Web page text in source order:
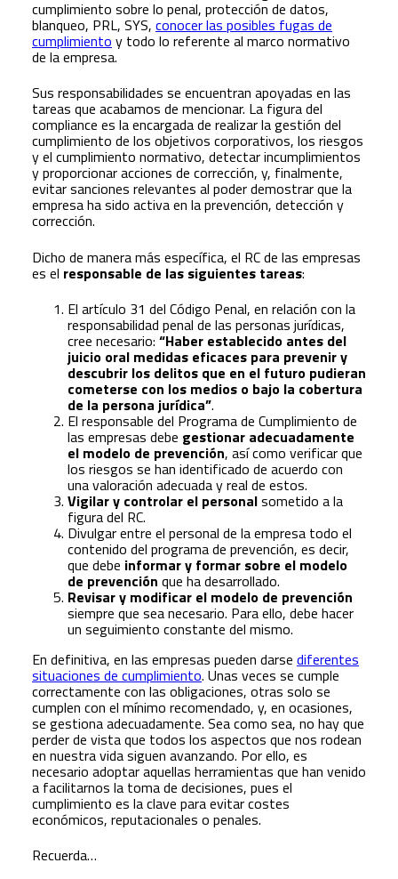
cumplimiento sobre lo penal, protección de datos,
blanqueo, PRL, SYS, conocer las posibles fugas de
cumplimiento y todo lo referente al marco normativo
de la empresa.
Sus responsabilidades se encuentran apoyadas en las
tareas que acabamos de mencionar. La figura del
compliance es la encargada de realizar la gestión del
cumplimiento de los objetivos corporativos, los riesgos
y el cumplimiento normativo, detectar incumplimientos
y proporcionar acciones de corrección, y, finalmente,
evitar sanciones relevantes al poder demostrar que la
empresa ha sido activa en la prevención, detección y
corrección.
Dicho de manera más específica, el RC de las empresas
es el responsable de las siguientes tareas:
El artículo 31 del Código Penal, en relación con la
responsabilidad penal de las personas jurídicas,
cree necesario: “Haber establecido antes del
juicio oral medidas eficaces para prevenir y
descubrir los delitos que en el futuro pudieran
cometerse con los medios o bajo la cobertura
de la persona jurídica”.
El responsable del Programa de Cumplimiento de
las empresas debe gestionar adecuadamente
el modelo de prevención, así como verificar que
los riesgos se han identificado de acuerdo con
una valoración adecuada y real de estos.
Vigilar y controlar el personalsometido a la
figura del RC.
Divulgar entre el personal de la empresa todo el
contenido del programa de prevención, es decir,
que debe informar y formar sobre el modelo
de prevención que ha desarrollado.
Revisar y modificar el modelo de prevención
siempre que sea necesario. Para ello, debe hacer
un seguimiento constante del mismo.
En definitiva, en las empresas pueden darse diferentes
situaciones de cumplimiento. Unas veces se cumple
correctamente con las obligaciones, otras solo se
cumplen con el mínimo recomendado, y, en ocasiones,
se gestiona adecuadamente. Sea como sea, no hay que
perder de vista que todos los aspectos que nos rodean
en nuestra vida siguen avanzando. Por ello, es
necesario adoptar aquellas herramientas que han venido
a facilitarnos la toma de decisiones, pues el
cumplimiento es la clave para evitar costes
económicos, reputacionales o penales.
Recuerda…